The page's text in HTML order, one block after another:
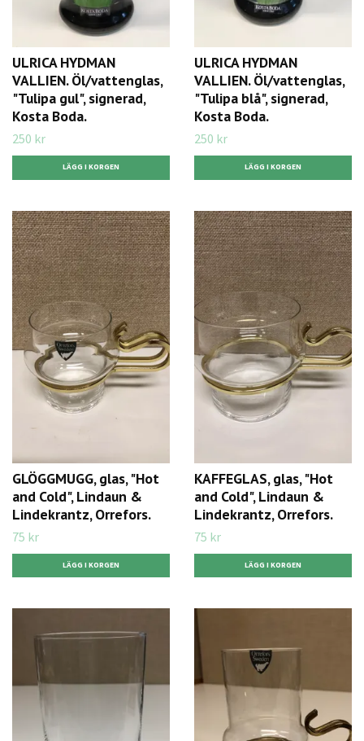
ULRICA HYDMAN
VALLIEN. Öl/vattenglas,
"Tulipa gul", signerad,
Kosta Boda.
250 kr
ULRICA HYDMAN
VALLIEN. Öl/vattenglas,
"Tulipa blå", signerad,
Kosta Boda.
250 kr
GLÖGGMUGG, glas, "Hot
and Cold", Lindaun &
Lindekrantz, Orrefors.
75 kr
KAFFEGLAS, glas, "Hot
and Cold", Lindaun &
Lindekrantz, Orrefors.
75 kr